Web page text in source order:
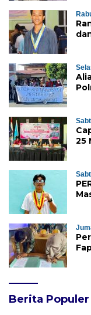
25
Berita Populer